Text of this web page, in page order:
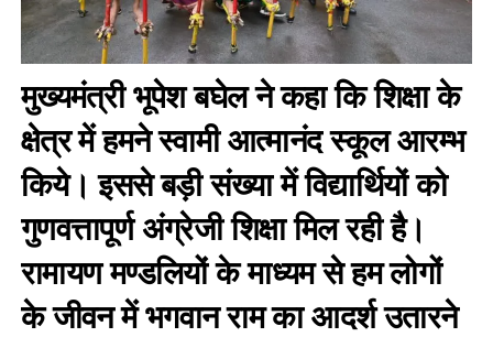
मुख्यमंत्री भूपेश बघेल ने कहा कि शिक्षा के
क्षेत्र में हमने स्वामी आत्मानंद स्कूल आरम्भ
किये। इससे बड़ी संख्या में विद्यार्थियों को
गुणवत्तापूर्ण अंग्रेजी शिक्षा मिल रही है।
रामायण मण्डलियों के माध्यम से हम लोगों
के जीवन में भगवान राम का आदर्श उतारने